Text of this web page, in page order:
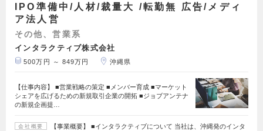
IPO準備中/人材/裁量大 /転勤無 広告/メディ
ア法人営
その他、営業系
インタラクティブ株式会社
500万円 ～ 849万円 沖縄県
【仕事内容】 ■営業戦略の策定 ■メンバー育成 ■マーケット
シェアを広げるための新規取引企業の開拓 ■ジョブアンテナ
の新規企画提…
会社概要
【事業概要】 ■インタラクティブについて 当社は、沖縄発のインタ